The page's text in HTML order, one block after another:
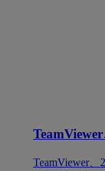
TeamViewer